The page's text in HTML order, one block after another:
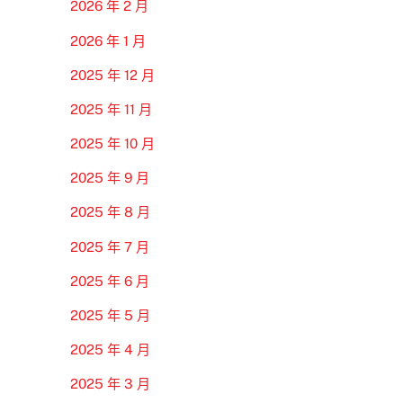
2026 年 2 月
2026 年 1 月
2025 年 12 月
2025 年 11 月
2025 年 10 月
2025 年 9 月
2025 年 8 月
2025 年 7 月
2025 年 6 月
2025 年 5 月
2025 年 4 月
2025 年 3 月